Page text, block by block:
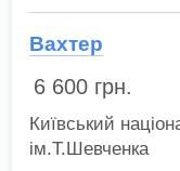
Вахтер
6 600 грн.
Київський
ім.Т.Шевченка